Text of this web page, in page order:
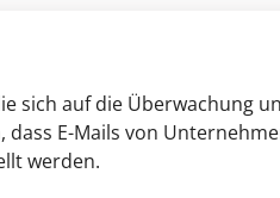
sich auf die Überwachung
E-Mails von
werden.